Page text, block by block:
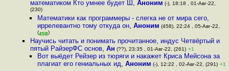
математиком Кто умнее будет Ш ,Аноним (-), 18:18 , 01-Авг-22,
(230)
Математики как программеры - слегка не от мира сего,
иррелевантно тому откуда он, Аноним (458), 22:24 , 05-Авг-22,
(458)
Научись читать и понимать прочитанное, индус Четвёртый и
пятый РайзерФС основ,Ан (??), 23:35 , 01-Авг-22, (261) +1
Вот выёдет Рейзер из тюряги и накажет Криса Мейсона за
плагиат его гениальных ид, Аноним (-), 12:22 , 02-Авг-22, (291) +1